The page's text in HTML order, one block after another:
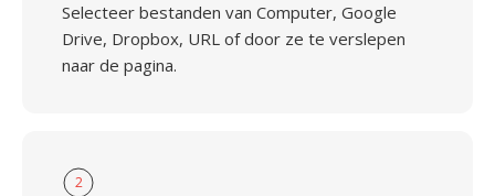
Selecteer bestanden van Computer, Google
Drive, Dropbox, URL of door ze te verslepen
naar de pagina.
2